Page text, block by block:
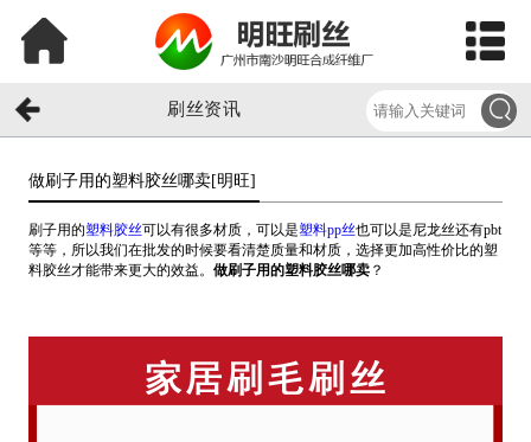
刷丝资讯
做刷子用的塑料胶丝哪卖[明旺]​
刷子用的塑料胶丝可以有很多材质，可以是塑料pp丝也可以是尼龙丝还有pbt
等等，所以我们在批发的时候要看清楚质量和材质，选择更加高性价比的塑
料胶丝才能带来更大的效益。 做刷子用的塑料胶丝哪卖？